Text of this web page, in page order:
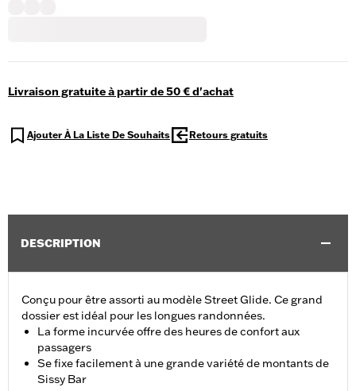
Livraison gratuite à partir de 50 € d'achat
Ajouter À La Liste De Souhaits Retours gratuits
DESCRIPTION
Conçu pour être assorti au modèle Street Glide. Ce grand
dossier est idéal pour les longues randonnées.
La forme incurvée offre des heures de confort aux
passagers
Se fixe facilement à une grande variété de montants de
Sissy Bar